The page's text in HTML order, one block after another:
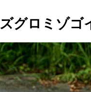
ズグロミゾゴ